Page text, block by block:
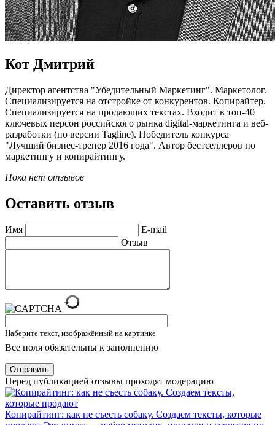
Кот Дмитрий
Директор агентства "Убедительный Маркетинг". Маркетолог.
Специализируется на отстройке от конкурентов. Копирайтер.
Специализируется на продающих текстах. Входит в топ-40
ключевых персон российского рынка digital-маркетинга и веб-
разработки (по версии Tagline). Победитель конкурса
"Лучший бизнес-тренер 2016 года". Автор бестселлеров по
маркетингу и копирайтингу.
Пока нет отзывов
Оставить отзыв
Имя
E-mail
Отзыв
Наберите текст, изображённый на картинке
Все поля обязательны к заполнению
Отправить
Перед публикацией отзывы проходят модерацию
Копирайтинг: как не съесть собаку. Создаем тексты, которые